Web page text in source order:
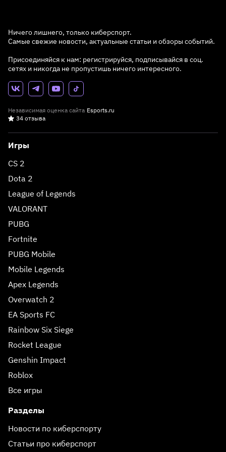
Ничего лишнего, только киберспорт.
Самые свежие новости, актуальные статьи и обзоры событий.
Присоединяйся к нам: регистрируйся, подписывайся в соц.
сетях и никогда не пропустишь ничего интересного.
Независимая оценка сайта Esports.ru
34 отзыва
Игры
CS 2
Dota 2
League of Legends
VALORANT
PUBG
Fortnite
PUBG Mobile
Mobile Legends
Apex Legends
Overwatch 2
EA Sports FC
Rainbow Six Siege
Rocket League
Genshin Impact
Roblox
Все игры
Разделы
Новости по киберспорту
Статьи про киберспорт